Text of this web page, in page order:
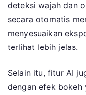
deteksi wajah dan
secara otomatis
menyesuaikan
terlihat lebih jelas.
Selain itu, fitur AI
dengan efek bokeh